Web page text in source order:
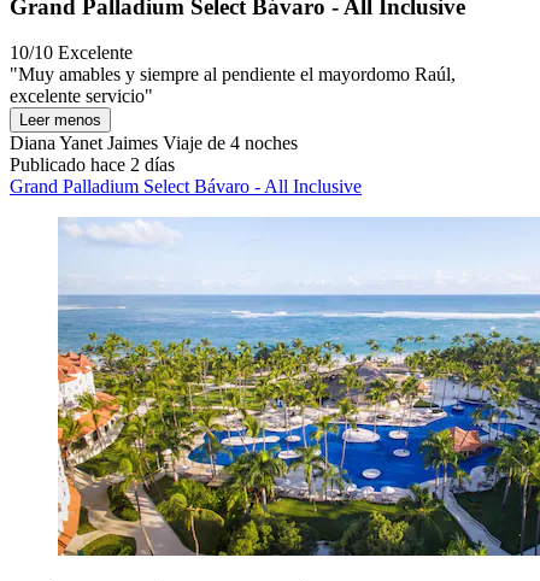
Grand Palladium Select Bávaro - All Inclusive
10/10 Excelente
"Muy amables y siempre al pendiente el mayordomo Raúl,
excelente servicio"
Leer menos
Diana Yanet Jaimes Viaje de 4 noches
Publicado hace 2 días
Grand Palladium Select Bávaro - All Inclusive